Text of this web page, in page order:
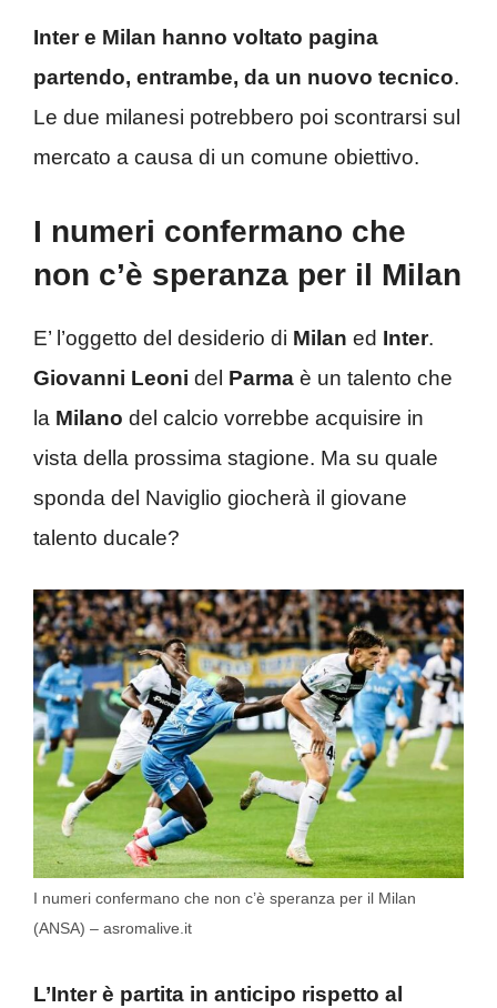
Inter e Milan hanno voltato pagina
partendo, entrambe, da un nuovo tecnico.
Le due milanesi potrebbero poi scontrarsi sul
mercato a causa di un comune obiettivo.
I numeri confermano che
non c’è speranza per il Milan
E’ l’oggetto del desiderio di Milan ed Inter.
Giovanni Leoni del Parma è un talento che
la Milano del calcio vorrebbe acquisire in
vista della prossima stagione. Ma su quale
sponda del Naviglio giocherà il giovane
talento ducale?
I numeri confermano che non c’è speranza per il Milan
(ANSA) – asromalive.it
L’Inter è partita in anticipo rispetto al